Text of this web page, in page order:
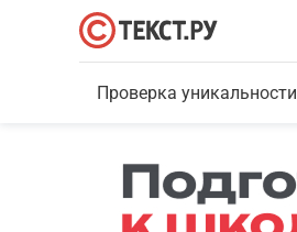
Проверка уникальности